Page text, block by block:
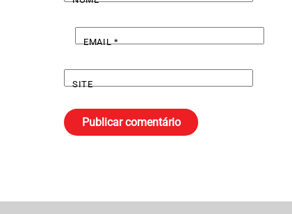
EMAIL*
SITE